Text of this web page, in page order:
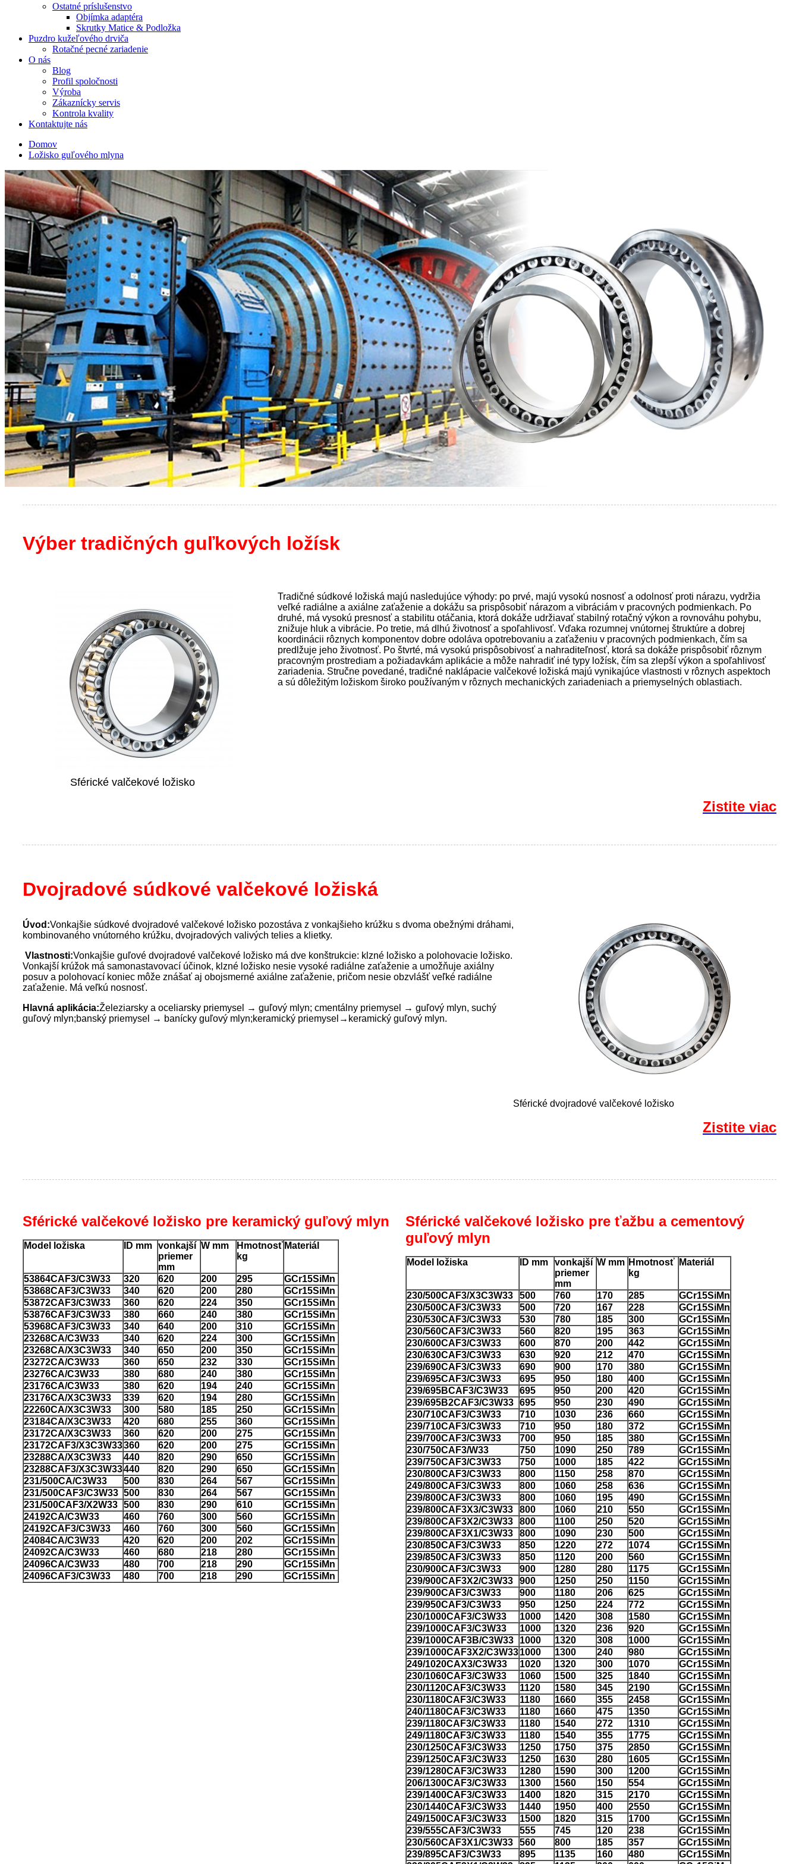
Ostatné príslušenstvo
Objímka adaptéra
Skrutky Matice & Podložka
Puzdro kužeľového drviča
Rotačné pecné zariadenie
O nás
Blog
Profil spoločnosti
Výroba
Zákaznícky servis
Kontrola kvality
Kontaktujte nás
Domov
Ložisko guľového mlyna
Výber tradičných guľkových ložísk
Tradičné súdkové ložiská majú nasledujúce výhody: po prvé, majú vysokú nosnosť a odolnosť proti nárazu, vydržia
veľké radiálne a axiálne zaťaženie a dokážu sa prispôsobiť nárazom a vibráciám v pracovných podmienkach. Po
druhé, má vysokú presnosť a stabilitu otáčania, ktorá dokáže udržiavať stabilný rotačný výkon a rovnováhu pohybu,
znižuje hluk a vibrácie. Po tretie, má dlhú životnosť a spoľahlivosť. Vďaka rozumnej vnútornej štruktúre a dobrej
koordinácii rôznych komponentov dobre odoláva opotrebovaniu a zaťaženiu v pracovných podmienkach, čím sa
predlžuje jeho životnosť. Po štvrté, má vysokú prispôsobivosť a nahraditeľnosť, ktorá sa dokáže prispôsobiť rôznym
pracovným prostrediam a požiadavkám aplikácie a môže nahradiť iné typy ložísk, čím sa zlepší výkon a spoľahlivosť
zariadenia. Stručne povedané, tradičné naklápacie valčekové ložiská majú vynikajúce vlastnosti v rôznych aspektoch
a sú dôležitým ložiskom široko používaným v rôznych mechanických zariadeniach a priemyselných oblastiach.
Sférické valčekové ložisko
Zistite viac
Dvojradové súdkové valčekové ložiská
Úvod:Vonkajšie súdkové dvojradové valčekové ložisko pozostáva z vonkajšieho krúžku s dvoma obežnými dráhami,
kombinovaného vnútorného krúžku, dvojradových valivých telies a klietky.
Vlastnosti:Vonkajšie guľové dvojradové valčekové ložisko má dve konštrukcie: klzné ložisko a polohovacie ložisko.
Vonkajší krúžok má samonastavovací účinok, klzné ložisko nesie vysoké radiálne zaťaženie a umožňuje axiálny
posuv a polohovací koniec môže znášať aj obojsmerné axiálne zaťaženie, pričom nesie obzvlášť veľké radiálne
zaťaženie. Má veľkú nosnosť.
Hlavná aplikácia:Železiarsky a oceliarsky priemysel → guľový mlyn; cmentálny priemysel → guľový mlyn, suchý
guľový mlyn;banský priemysel → banícky guľový mlyn;keramický priemysel→keramický guľový mlyn.
Sférické dvojradové valčekové ložisko
Zistite viac
Sférické valčekové ložisko pre keramický guľový mlyn
Model ložiska ID mm vonkajší
priemer
mm
W mm
Hmotnosť
kg
Materiál
53864CAF3/C3W33 320 620 200 295
GCr15SiMn
53868CAF3/C3W33
340 620 200 280
GCr15SiMn
53872CAF3/C3W33
360 620 224 350
GCr15SiMn
53876CAF3/C3W33
380 660 240 380
GCr15SiMn
53968CAF3/C3W33
340 640 200 310
GCr15SiMn
23268CA/C3W33
340 620 224 300
GCr15SiMn
23268CA/X3C3W33
340 650 200 350
GCr15SiMn
23272CA/C3W33
360 650 232 330
GCr15SiMn
23276CA/C3W33
380 680 240 380
GCr15SiMn
23176CA/C3W33
380 620 194 240
GCr15SiMn
23176CA/X3C3W33
339 620 194 280
GCr15SiMn
22260CA/X3C3W33
300 580 185 250
GCr15SiMn
23184CA/X3C3W33
420 680 255 360
GCr15SiMn
23172CA/X3C3W33
360 620 200 275
GCr15SiMn
23172CAF3/X3C3W33360 620 200 275
GCr15SiMn
23288CA/X3C3W33
440 820 290 650
GCr15SiMn
23288CAF3/X3C3W33440 820 290 650
GCr15SiMn
231/500CA/C3W33
500 830 264 567
GCr15SiMn
231/500CAF3/C3W33 500 830 264 567
GCr15SiMn
231/500CAF3/X2W33 500 830 290 610
GCr15SiMn
24192CA/C3W33
460 760 300 560
GCr15SiMn
24192CAF3/C3W33
460 760 300 560
GCr15SiMn
24084CA/C3W33
420 620 200 202
GCr15SiMn
24092CA/C3W33
460 680 218 280
GCr15SiMn
24096CA/C3W33
480 700 218 290
GCr15SiMn
24096CAF3/C3W33
480 700 218 290 GCr15SiMn
Sférické valčekové ložisko pre ťažbu a cementový
guľový mlyn
Model ložiska ID mm
vonkajší
priemer
mm
W mm Hmotnosť
kg
Materiál
230/500CAF3/X3C3W33 500 760 170 285
GCr15SiMn
230/500CAF3/C3W33
500 720 167 228
GCr15SiMn
230/530CAF3/C3W33
530 780 185 300
GCr15SiMn
230/560CAF3/C3W33
560 820 195 363
GCr15SiMn
230/600CAF3/C3W33
600 870 200 442
GCr15SiMn
230/630CAF3/C3W33
630 920 212 470
GCr15SiMn
239/690CAF3/C3W33
690 900 170 380
GCr15SiMn
239/695CAF3/C3W33
695 950 180 400
GCr15SiMn
239/695BCAF3/C3W33
695 950 200 420
GCr15SiMn
239/695B2CAF3/C3W33 695 950 230 490
GCr15SiMn
230/710CAF3/C3W33
710 1030 236 660
GCr15SiMn
239/710CAF3/C3W33
710 950 180 372
GCr15SiMn
239/700CAF3/C3W33
700 950 185 380
GCr15SiMn
230/750CAF3/W33
750 1090 250 789
GCr15SiMn
239/750CAF3/C3W33
750 1000 185 422
GCr15SiMn
230/800CAF3/C3W33
800 1150 258 870
GCr15SiMn
249/800CAF3/C3W33
800 1060 258 636
GCr15SiMn
239/800CAF3/C3W33
800 1060 195 490
GCr15SiMn
239/800CAF3X3/C3W33
800 1060 210 550
GCr15SiMn
239/800CAF3X2/C3W33
800 1100 250 520
GCr15SiMn
239/800CAF3X1/C3W33
800 1090 230 500
GCr15SiMn
230/850CAF3/C3W33
850 1220 272 1074
GCr15SiMn
239/850CAF3/C3W33
850 1120 200 560
GCr15SiMn
230/900CAF3/C3W33
900 1280 280 1175
GCr15SiMn
239/900CAF3X2/C3W33
900 1250 250 1150
GCr15SiMn
239/900CAF3/C3W33
900 1180 206 625
GCr15SiMn
239/950CAF3/C3W33
950 1250 224 772
GCr15SiMn
230/1000CAF3/C3W33
1000 1420 308 1580
GCr15SiMn
239/1000CAF3/C3W33
1000 1320 236 920
GCr15SiMn
239/1000CAF3B/C3W33
1000 1320 308 1000
GCr15SiMn
239/1000CAF3X2/C3W331000 1300 240 980
GCr15SiMn
249/1020CAX3/C3W33
1020 1320 300 1070
GCr15SiMn
230/1060CAF3/C3W33
1060 1500 325 1840
GCr15SiMn
230/1120CAF3/C3W33
1120 1580 345 2190
GCr15SiMn
230/1180CAF3/C3W33
1180 1660 355 2458
GCr15SiMn
240/1180CAF3/C3W33
1180 1660 475 1350
GCr15SiMn
239/1180CAF3/C3W33
1180 1540 272 1310
GCr15SiMn
249/1180CAF3/C3W33
1180 1540 355 1775
GCr15SiMn
230/1250CAF3/C3W33
1250 1750 375 2850
GCr15SiMn
239/1250CAF3/C3W33
1250 1630 280 1605
GCr15SiMn
239/1280CAF3/C3W33
1280 1590 300 1200
GCr15SiMn
206/1300CAF3/C3W33
1300 1560 150 554
GCr15SiMn
239/1400CAF3/C3W33
1400 1820 315 2170
GCr15SiMn
230/1440CAF3/C3W33
1440 1950 400 2550
GCr15SiMn
249/1500CAF3/C3W33
1500 1820 315 1700
GCr15SiMn
239/555CAF3/C3W33
555 745 120 238
GCr15SiMn
230/560CAF3X1/C3W33
560 800 185 357
GCr15SiMn
239/895CAF3/C3W33
895 1135 160 480
GCr15SiMn